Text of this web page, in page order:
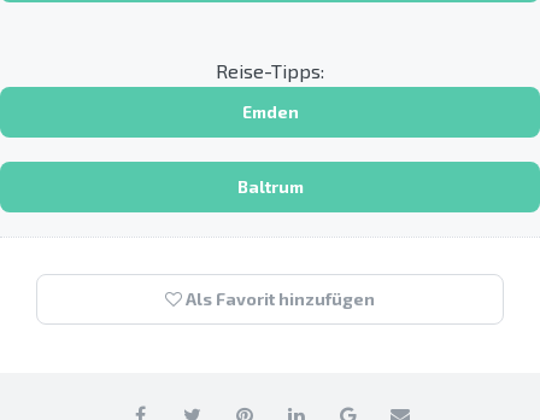
Reise-Tipps:
Emden
Baltrum
Als Favorit hinzufügen